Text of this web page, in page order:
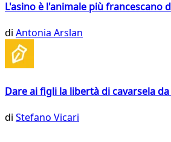
L'asino è l'animale più francescano
di Antonia Arslan
Dare ai figli la libertà di cavarsela
di Stefano Vicari